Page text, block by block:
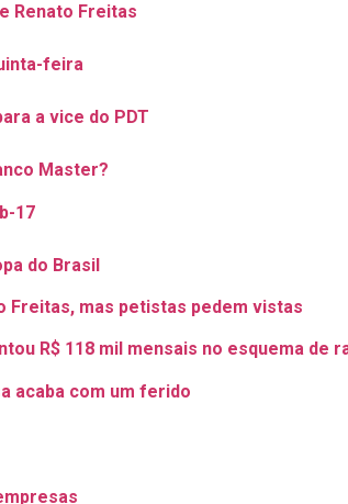
Renato Freitas
feira
a vice do PDT
Master?
17
do Brasil
Freitas, mas petistas pedem vistas
R$ 118 mil mensais no esquema de
acaba com um ferido